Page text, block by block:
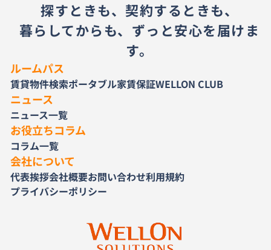
探すときも、契約するときも、
暮らしてからも、ずっと安心を届けま
す。
ルームパス
賃貸物件検索ポータブル家賃保証WELLON CLUB
ニュース
ニュース一覧
お役立ちコラム
コラム一覧
会社について
代表挨拶会社概要お問い合わせ利用規約
プライバシーポリシー